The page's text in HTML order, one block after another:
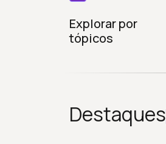
Explorar por
tópicos
Destaques